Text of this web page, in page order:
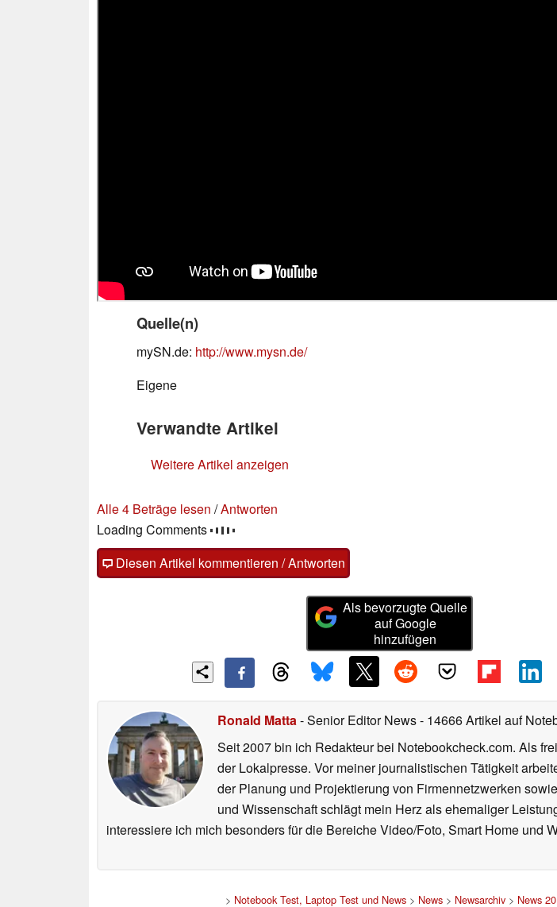
Quelle(n)
mySN.de: http://www.mysn.de/
Eigene
Verwandte Artikel
Weitere Artikel anzeigen
Alle 4 Beträge lesen /Antworten
Loading Comments
Diesen Artikel kommentieren / Antworten
Als bevorzugte Quelle
auf Google
hinzufügen
Ronald Matta- Senior Editor News- 14666 Artikel auf
Seit 2007 bin ich Redakteur bei Notebookcheck.com. Als
der Lokalpresse. Vor meiner journalistischen Tätigkeit
der Planung und Projektierung von Firmennetzwerken
und Wissenschaft schlägt mein Herz als ehemaliger
interessiere ich mich besonders für die Bereiche Video/Foto, Smart Home und
> Notebook Test, Laptop Test und News > News > Newsarchiv > News